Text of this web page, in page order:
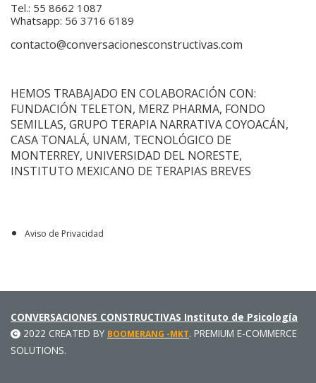
Tel.: 55 8662 1087
Whatsapp: 56 3716 6189
contacto@conversacionesconstructivas.com
HEMOS TRABAJADO EN COLABORACIÓN CON:
FUNDACIÓN TELETON, MERZ PHARMA, FONDO
SEMILLAS, GRUPO TERAPIA NARRATIVA COYOACÁN,
CASA TONALÁ, UNAM, TECNOLÓGICO DE
MONTERREY, UNIVERSIDAD DEL NORESTE,
INSTITUTO MEXICANO DE TERAPIAS BREVES
Aviso de Privacidad
CONVERSACIONES CONSTRUCTIVAS Instituto de Psicología
2022 CREATED BY BOOMERANG -MKT. PREMIUM E-COMMERCE
SOLUTIONS.